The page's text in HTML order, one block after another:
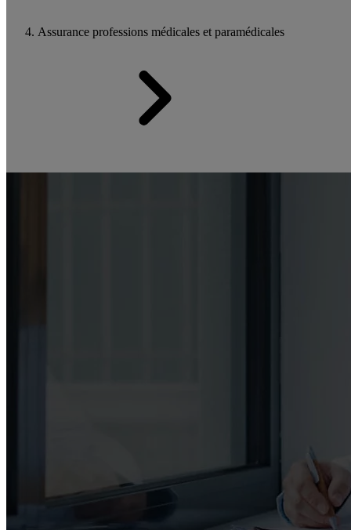
Assurance professions médicales et paramédicales